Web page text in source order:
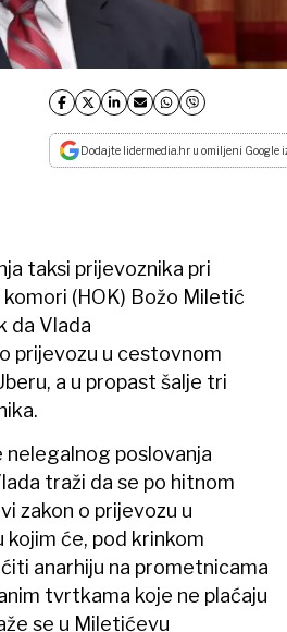
Dodajte lidermedia.hr u omiljeni Google
taksi prijevoznika pri
(HOK) Božo Miletić
da Vlada
prijevozu u cestovnom
a u propast šalje tri
nelegalnog poslovanja
traži da se po hitnom
zakon o prijevozu u
će, pod krinkom
anarhiju na prometnicama
tvrtkama koje ne plaćaju
se u Miletićevu